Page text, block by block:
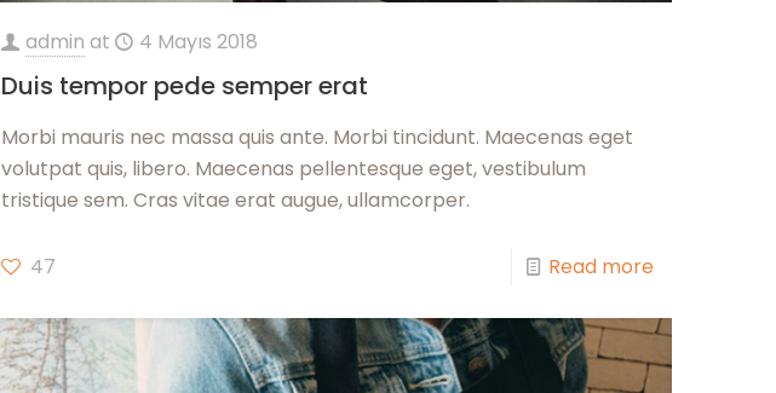
admin at 4 Mayıs 2018
Duis tempor pede semper erat
Morbi mauris nec massa quis ante. Morbi tincidunt. Maecenas eget
volutpat quis, libero. Maecenas pellentesque eget, vestibulum
tristique sem. Cras vitae erat augue, ullamcorper.
47 Read more